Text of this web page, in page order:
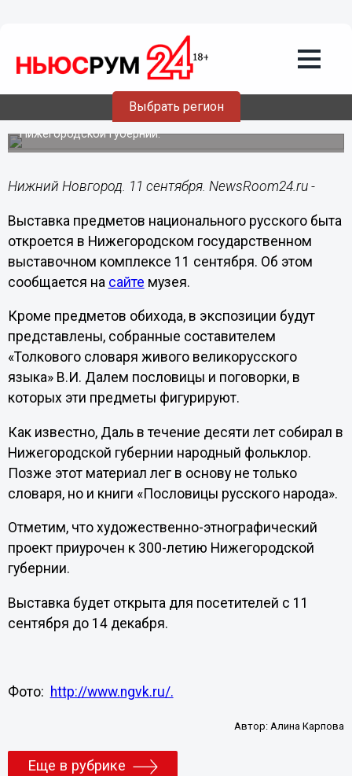
Выбрать регион
Предметы русского быта и пословицы
о них представят нижегородцам на
выставке с 11 сентября
Этнографический проект приурочен к 300-летию
Нижегородской губернии.
Нижний Новгород. 11 сентября. NewsRoom24.ru -
Выставка предметов национального русского быта
откроется в Нижегородском государственном
выставочном комплексе 11 сентября. Об этом
сообщается на сайте музея.
Кроме предметов обихода, в экспозиции будут
представлены, собранные составителем
«Толкового словаря живого великорусского
языка» В.И. Далем пословицы и поговорки, в
которых эти предметы фигурируют.
Как известно, Даль в течение десяти лет собирал в
Нижегородской губернии народный фольклор.
Позже этот материал лег в основу не только
словаря, но и книги «Пословицы русского народа».
Отметим, что художественно-этнографический
проект приурочен к 300-летию Нижегородской
губернии.
Выставка будет открыта для посетителей с 11
сентября до 14 декабря.
Фото: http://www.ngvk.ru/.
Автор: Алина Карпова
Еще в рубрике